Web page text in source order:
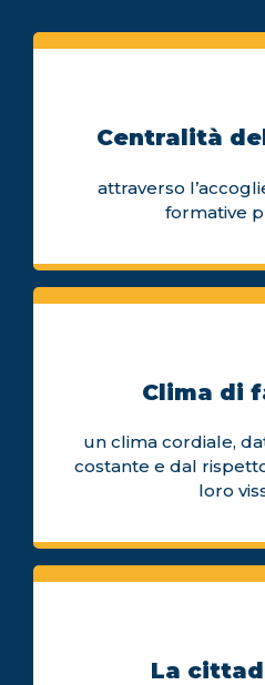
Centralità
attraverso
formative
Clima di
un clima cordiale,
costante e dal
loro
La